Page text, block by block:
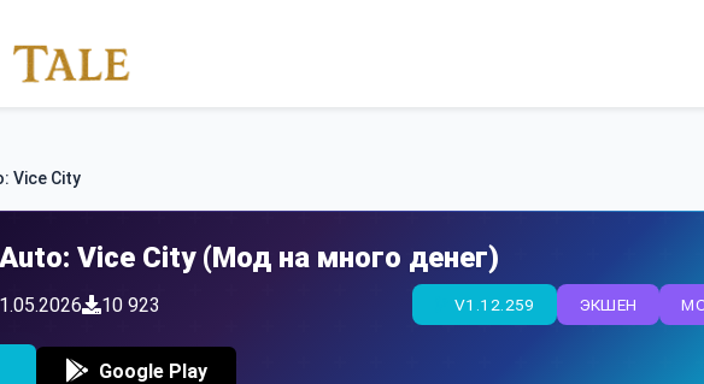
Vice City
Vice City (Мод на много денег)
10 923 ЭКШЕН
V1.12.259
Google Play